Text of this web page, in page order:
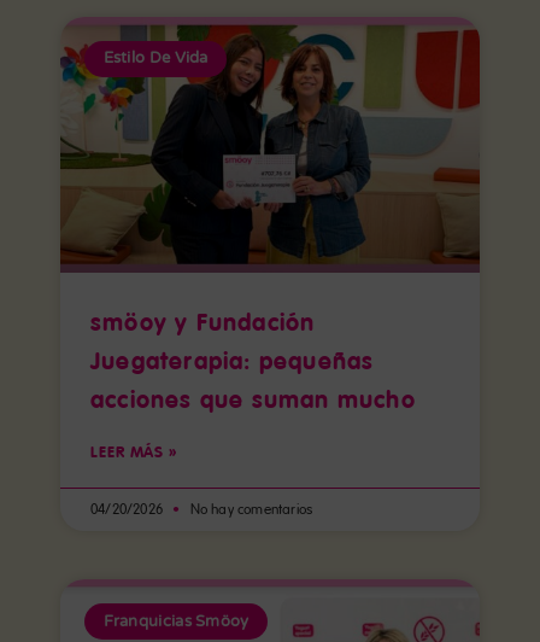
Estilo De Vida
smöoy y Fundación
Juegaterapia: pequeñas
acciones que suman mucho
LEER MÁS »
04/20/2026 No hay comentarios
Franquicias Smöoy